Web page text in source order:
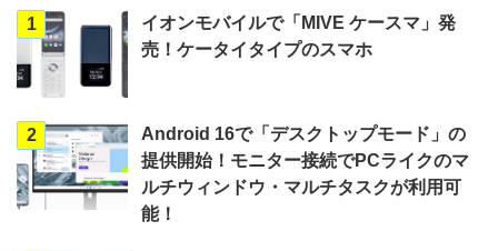
1
イオンモバイルで「MIVE ケースマ」発
売！ケータイタイプのスマホ
2
Android 16で「デスクトップモード」の
提供開始！モニター接続でPCライクのマ
ルチウィンドウ・マルチタスクが利用可
能！